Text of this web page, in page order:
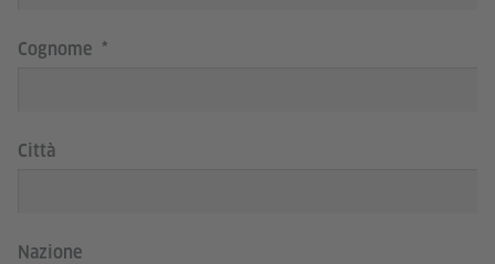
Cognome
Città
Nazione